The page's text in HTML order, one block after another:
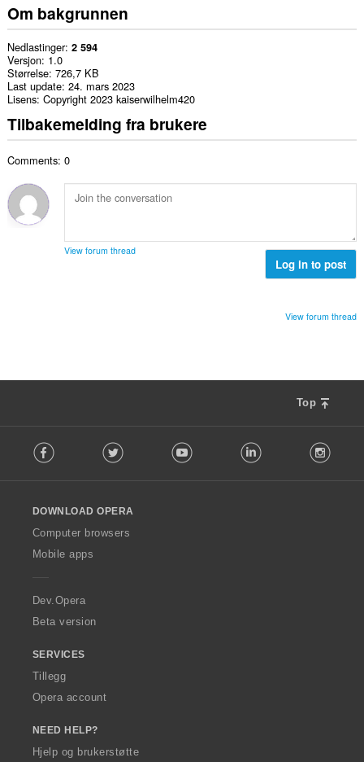
Om bakgrunnen
Nedlastinger 2 594
Versjon 1.0
Størrelse 726,7 KB
Last update 24. mars 2023
Lisens Copyright 2023 kaiserwilhelm420
Tilbakemelding fra brukere
Comments: 0
View forum thread
Log in to post
View forum thread
Top
o
w
O
p
a
Facebook Twitter Youtube LinkedIn
DOWNLOAD OPERA
Computer browsers
Mobile apps
Dev.Opera
Beta version
SERVICES
Tillegg
Opera account
NEED HELP?
Hjelp og brukerstøtte